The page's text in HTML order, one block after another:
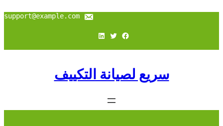
support@example.com
فيسبوك تويتر لينكد إن
سريع لصيانة التكييف